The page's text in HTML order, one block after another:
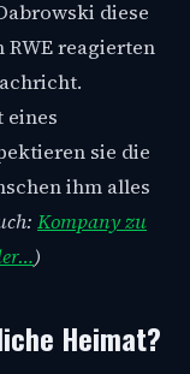
diese
reagierten
eines
sie die
ihm alles
Kompany zu
)
Heimat?